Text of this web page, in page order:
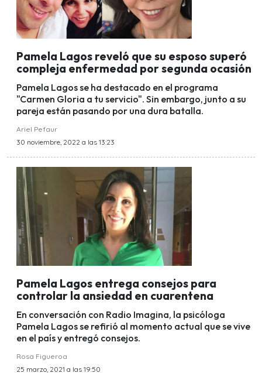
Pamela Lagos reveló que su esposo superó
compleja enfermedad por segunda ocasión
Pamela Lagos se ha destacado en el programa
"Carmen Gloria a tu servicio". Sin embargo, junto a su
pareja están pasando por una dura batalla.
Ariel Pefaur
30 noviembre, 2022 a las 13:23
Pamela Lagos entrega consejos para
controlar la ansiedad en cuarentena
En conversación con Radio Imagina, la psicóloga
Pamela Lagos se refirió al momento actual que se vive
en el país y entregó consejos.
Rosa Figueroa
25 marzo, 2021 a las 19:50